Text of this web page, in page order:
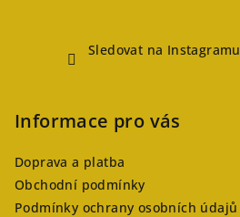
Sledovat na Instagramu
Informace pro vás
Doprava a platba
Obchodní podmínky
Podmínky ochrany osobních údajů